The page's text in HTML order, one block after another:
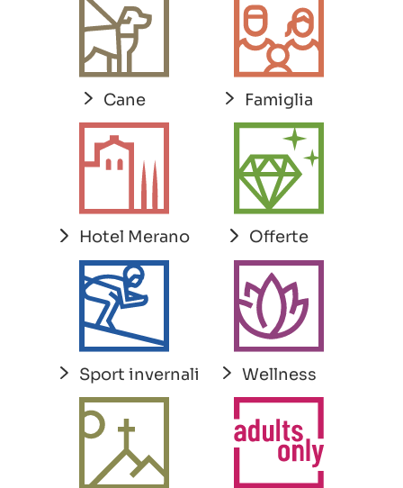
Cane Famiglia
Hotel Merano Offerte
Sport invernali Wellness